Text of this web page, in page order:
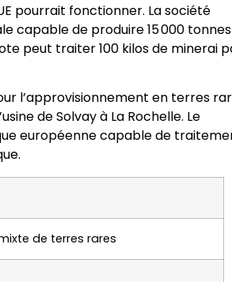
pourrait fonctionner. La société
capable de produire 15 000 tonnes
peut traiter 100 kilos de minerai
l’approvisionnement en terres
de Solvay à La Rochelle. Le
européenne capable de
de terres rares